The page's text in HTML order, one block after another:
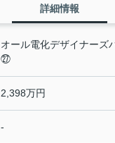
詳細情報
オール電化デザイナーズ
㉗
2,398万円
-